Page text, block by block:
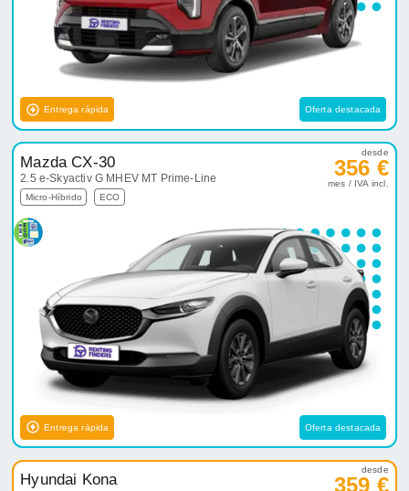
Entrega rápida Oferta destacada
Mazda CX-30
2.5 e-Skyactiv G MHEV MT Prime-Line
Micro-Híbrido ECO
desde
356 €
mes / IVA incl.
Entrega rápida Oferta destacada
Hyundai Kona
desde
359 €